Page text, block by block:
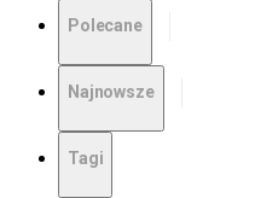
Polecane
Najnowsze
Tagi